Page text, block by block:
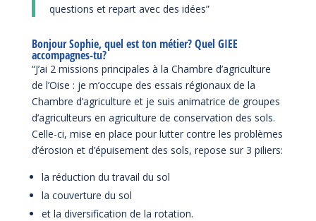
questions et repart avec des idées”
Bonjour Sophie, quel est ton métier? Quel GIEE
accompagnes-tu?
“J’ai 2 missions principales à la Chambre d’agriculture
de l’Oise : je m’occupe des essais régionaux de la
Chambre d’agriculture et je suis animatrice de groupes
d’agriculteurs en agriculture de conservation des sols.
Celle-ci, mise en place pour lutter contre les problèmes
d’érosion et d’épuisement des sols, repose sur 3 piliers:
la réduction du travail du sol
la couverture du sol
et la diversification de la rotation.